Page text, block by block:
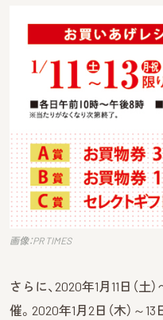
画像：PR TIMES
さらに、2020年1月11日（土
催。2020年1月2日（木）～